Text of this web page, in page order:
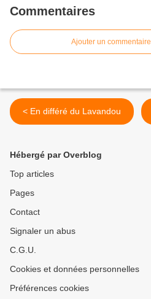
Commentaires
Ajouter un commentaire
< En différé du Lavandou
Hébergé par Overblog
Top articles
Pages
Contact
Signaler un abus
C.G.U.
Cookies et données personnelles
Préférences cookies